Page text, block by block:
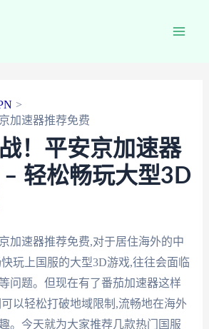
加速器推荐免费
！平安京加速器
轻松畅玩大型3D
加速器推荐免费,对于居住海外的中
玩上国服的大型3D游戏,往往会面临
问题。但现在有了番茄加速器这样
以轻松打破地域限制,流畅地在海外
。今天就为大家推荐几款热门国服